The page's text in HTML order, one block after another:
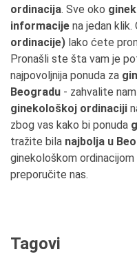
ordinacija. Sve oko
informacije na jedan
ordinacije) lako ćete
Pronašli ste šta vam je
najpovoljnija ponuda za
Beogradu - zahvalite
ginekološkoj ordinaciji
zbog vas kako bi ponuda
tražite bila najbolja u
ginekološkom
preporučite nas.
Tagovi